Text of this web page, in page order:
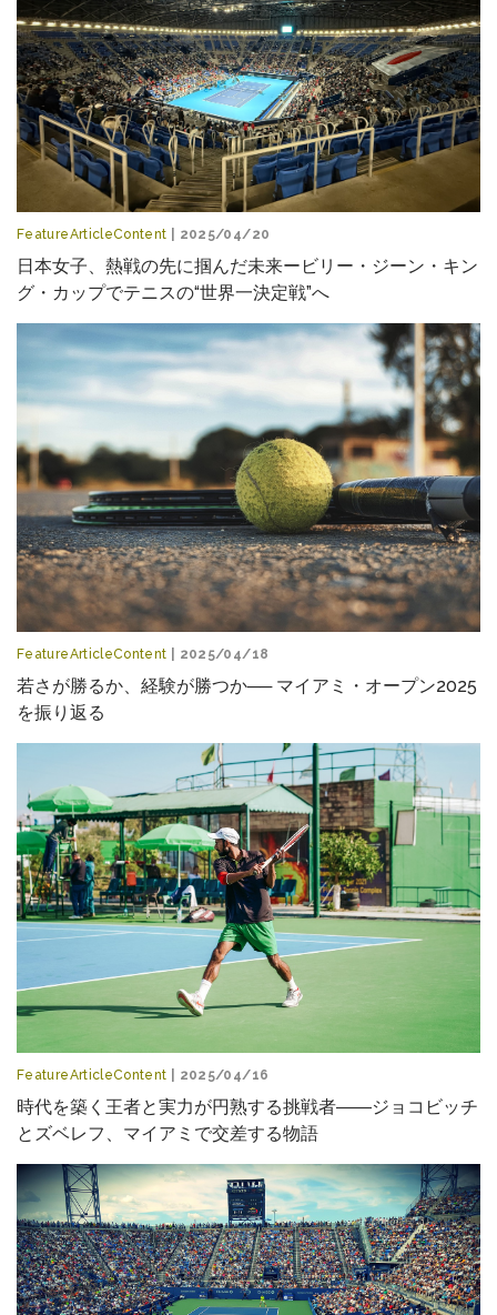
FeatureArticleContent | 2025/04/20
日本女子、熱戦の先に掴んだ未来ービリー・ジーン・キン
グ・カップでテニスの“世界一決定戦”へ
FeatureArticleContent | 2025/04/18
若さが勝るか、経験が勝つか── マイアミ・オープン2025
を振り返る
FeatureArticleContent | 2025/04/16
時代を築く王者と実力が円熟する挑戦者――ジョコビッチ
とズベレフ、マイアミで交差する物語